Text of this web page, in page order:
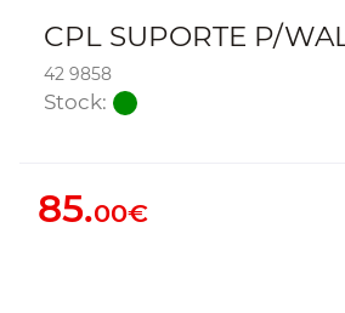
CPL SUPORTE P/
42 9858
Stock:
85.00€